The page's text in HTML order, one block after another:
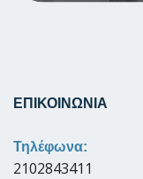
ΕΠΙΚΟΙΝΩΝΙΑ
Τηλέφωνα:
2102843411